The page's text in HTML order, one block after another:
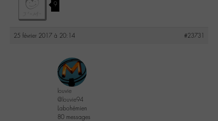
9
25 février 2017 à 20:14 #23731
louvie
@louvie94
Labohémien
80 messages